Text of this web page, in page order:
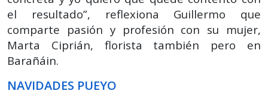
el resultado”, reflexiona Guillermo que
comparte pasión y profesión con su mujer,
Marta Ciprián, florista también pero en
Barañáin.
NAVIDADES PUEYO